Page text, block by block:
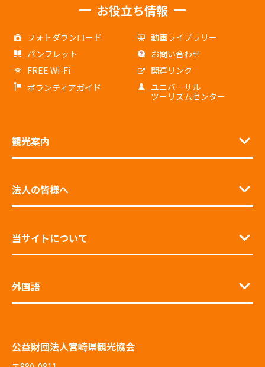
お役立ち情報
フォトダウンロード
動画ライブラリー
パンフレット
お問い合わせ
FREE Wi-Fi
関連リンク
ボランティアガイド
ユニバーサル
ツーリズムセンター
観光案内
法人の皆様へ
当サイトについて
外国語
公益財団法人宮崎県観光協会